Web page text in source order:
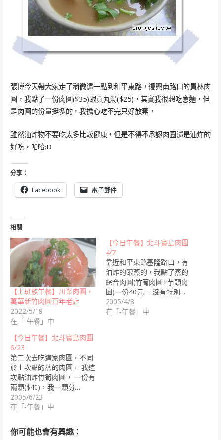
張博今天帶大家走了稍微遠一點到和平東路，復興南路口的員林肉
圓，我點了一份肉圓($35)跟貢丸湯($25)，其實我很想吃意麵，但
是肉圓的份量挺多的，我擔心吃不完只好放棄。
雖然油炸物不要吃太多比較健康，但是不得不承認肉圓還是油炸的
好吃，哈哈:D
分享：
Facebook 電子郵件
相關
【上班族午餐】川業肉圓，
萬華新竹肉圓百年老店
2022/5/19
在「-午餐」中
【今日午餐】北斗寶島肉圓
4/7
靠近和平東路基隆路口，有
油炸的跟蒸的，我點了蒸的
綜合肉圓(竹筍肉圓+芋頭肉
圓)一份40元， 沒有特別…
2005/4/8
在「-午餐」中
【今日午餐】北斗寶島肉圓
6/23
第二次去吃這家肉圓，不同
於上次點的蒸的肉圓， 我這
次點油炸竹筍肉圓， 一份有
兩顆($40)，我一顆分…
2005/6/23
在「-午餐」中
你可能也會有興趣：